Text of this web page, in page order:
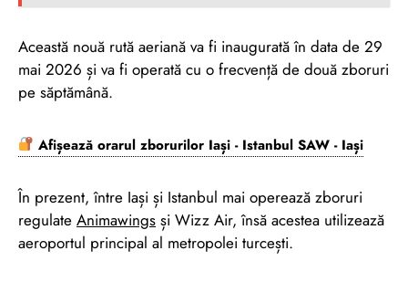
Această nouă rută aeriană va fi inaugurată în data de 29
mai 2026 și va fi operată cu o frecvență de două zboruri
pe săptămână.
Afișează orarul zborurilor Iași - Istanbul SAW - Iași
În prezent, între Iași și Istanbul mai operează zboruri
regulate Animawings și Wizz Air, însă acestea utilizează
aeroportul principal al metropolei turcești.